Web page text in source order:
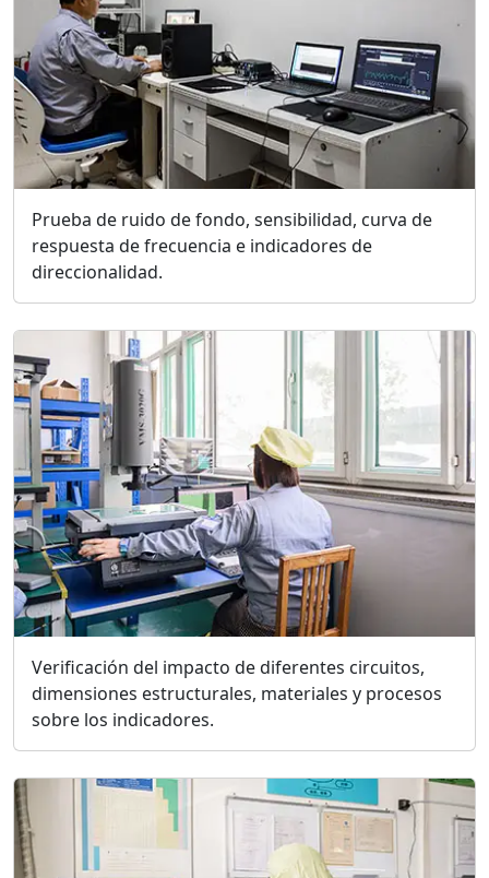
Prueba de ruido de fondo, sensibilidad, curva de
respuesta de frecuencia e indicadores de
direccionalidad.
Verificación del impacto de diferentes circuitos,
dimensiones estructurales, materiales y procesos
sobre los indicadores.